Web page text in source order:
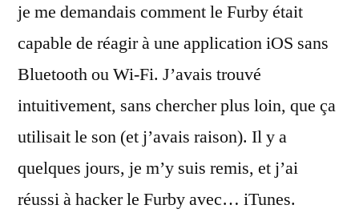
je me demandais comment le Furby était
capable de réagir à une application iOS sans
Bluetooth ou Wi-Fi. J’avais trouvé
intuitivement, sans chercher plus loin, que ça
utilisait le son (et j’avais raison). Il y a
quelques jours, je m’y suis remis, et j’ai
réussi à hacker le Furby avec… iTunes.